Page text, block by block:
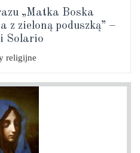
„Matka Boska
z zieloną poduszką” –
Solario
religijne